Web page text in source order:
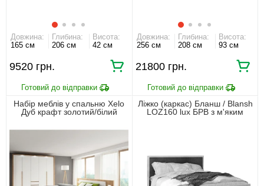
Довжина:
165 см
Глибина:
206 см
Висота:
42 см
9520 грн.
Довжина:
256 см
Глибина:
208 см
Висота:
93 см
21800 грн.
Набір меблів у спальню Xelo
Дуб крафт золотий/білий
Ліжко (каркас) Бланш / Blansh
LOZ160 lux БРВ з м'яким